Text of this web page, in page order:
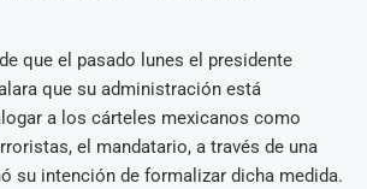
que el pasado lunes el presidente
que su administración está
a los cárteles mexicanos como
el mandatario, a través de una
su intención de formalizar dicha medida.